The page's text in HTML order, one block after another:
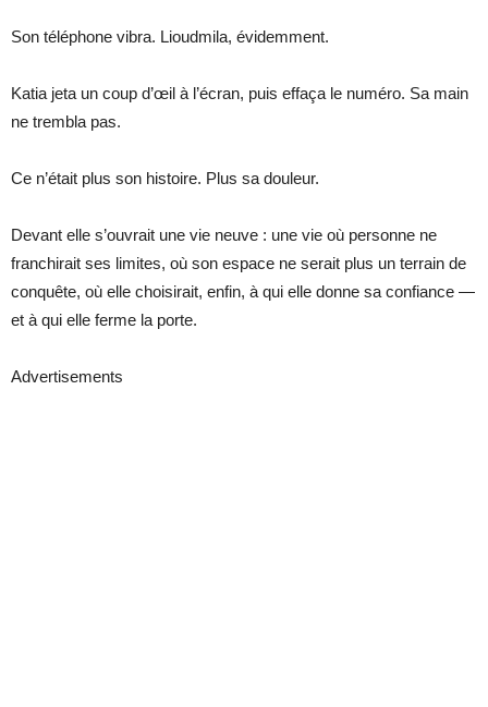
Son téléphone vibra. Lioudmila, évidemment.
Katia jeta un coup d’œil à l’écran, puis effaça le numéro. Sa main
ne trembla pas.
Ce n’était plus son histoire. Plus sa douleur.
Devant elle s’ouvrait une vie neuve : une vie où personne ne
franchirait ses limites, où son espace ne serait plus un terrain de
conquête, où elle choisirait, enfin, à qui elle donne sa confiance —
et à qui elle ferme la porte.
Advertisements